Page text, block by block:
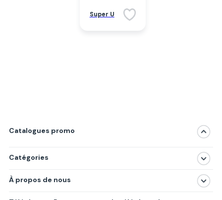
Super U
Catalogues promo
Catégories
Produits
À propos de nous